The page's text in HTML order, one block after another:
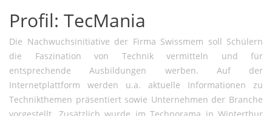
Profil: TecMania
Die Nachwuchsinitiative der Firma Swissmem soll Schülern
die Faszination von Technik vermitteln und für
entsprechende Ausbildungen werben. Auf der
Internetplattform werden u.a. aktuelle Informationen zu
Technikthemen präsentiert sowie Unternehmen der Branche